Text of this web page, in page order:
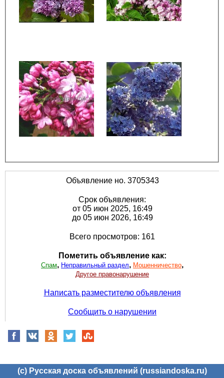
Объявление но. 3705343
Срок объявления:
от 05 июн 2025, 16:49
до 05 июн 2026, 16:49
Всего просмотров: 161
Пометить объявление как:
Спам, Неправильный раздел, Мошенничество,
Другое правонарушение
Написать разместителю объявления
Сообщить о нарушении
(c) Русская доска объявлений (russiandoska.ru)